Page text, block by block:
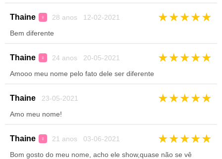
Thaine ♀ 28 anos 12-02-2021 ★★★★★
Bem diferente
Thaine ♀ 24 anos 20-05-2021 ★★★★★
Amooo meu nome pelo fato dele ser diferente
Thaine 23-05-2021 ★★★★★
Amo meu nome!
Thaine ♀ 21 anos 03-06-2021 ★★★★★
Bom gosto do meu nome, acho ele show,quase não se vê